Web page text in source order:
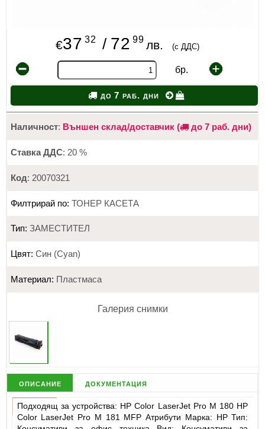
€37 32 / 72 99 лв. (с ДДС)
бр.
до 7 раб. дни
Наличност: Външен склад/доставчик ( до 7 раб. дни)
Ставка ДДС: 20 %
Код: 20070321
Филтрирай по: ТОНЕР КАСЕТА
Тип: ЗАМЕСТИТЕЛ
Цвят: Син (Cyan)
Материал: Пластмаса
Галерия снимки
описание документация
Подходящ за устройства: HP Color LaserJet Pro M 180 HP
Color LaserJet Pro M 181 MFP Атрибути Марка: HP Тип: